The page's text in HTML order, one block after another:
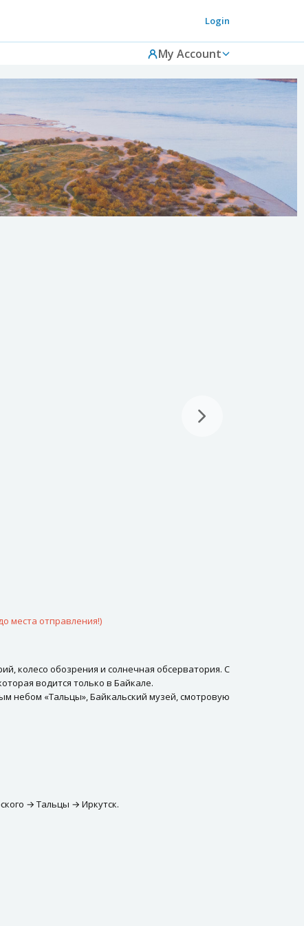
Login
My Account
места отправления!)
колесо обозрения и солнечная обсерватория. С
водится только в Байкале.
небом «Тальцы», Байкальский музей, смотровую
→ Тальцы → Иркутск.